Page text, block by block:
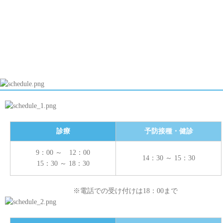
診療 予防接種・健診
9：00 ～ 12：00
15：30 ～ 18：30
14：30 ～ 15：30
※電話での受け付けは18：00まで